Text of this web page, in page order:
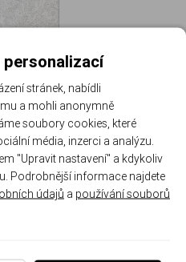
čísel
personalizací
stránek, nabídli
a mohli anonymně
soubory cookies, které
média, inzerci a analýzu.
"Upravit nastavení" a kdykoliv
Podrobnější informace najdete
údajů a používání souborů